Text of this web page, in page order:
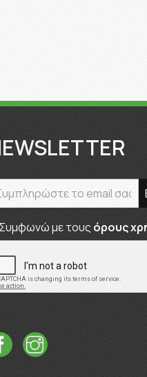
Συμφωνώ με τους όρους